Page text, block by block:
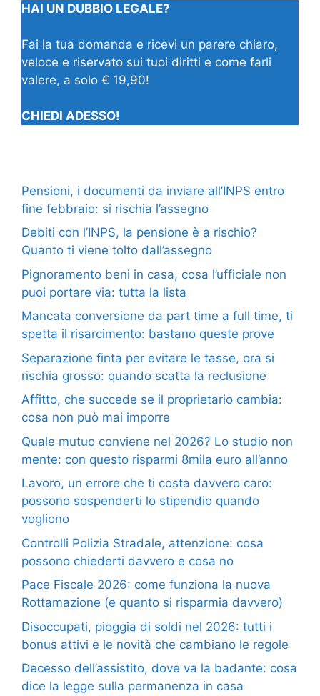
HAI UN DUBBIO LEGALE?
Fai la tua domanda e ricevi un parere chiaro,
veloce e riservato sui tuoi diritti e come farli
valere, a solo € 19,90!
CHIEDI ADESSO!
Pensioni, i documenti da inviare all’INPS entro
fine febbraio: si rischia l’assegno
Debiti con l’INPS, la pensione è a rischio?
Quanto ti viene tolto dall’assegno
Pignoramento beni in casa, cosa l’ufficiale non
puoi portare via: tutta la lista
Mancata conversione da part time a full time, ti
spetta il risarcimento: bastano queste prove
Separazione finta per evitare le tasse, ora si
rischia grosso: quando scatta la reclusione
Affitto, che succede se il proprietario cambia:
cosa non può mai imporre
Quale mutuo conviene nel 2026? Lo studio non
mente: con questo risparmi 8mila euro all’anno
Lavoro, un errore che ti costa davvero caro:
possono sospenderti lo stipendio quando
vogliono
Controlli Polizia Stradale, attenzione: cosa
possono chiederti davvero e cosa no
Pace Fiscale 2026: come funziona la nuova
Rottamazione (e quanto si risparmia davvero)
Disoccupati, pioggia di soldi nel 2026: tutti i
bonus attivi e le novità che cambiano le regole
Decesso dell’assistito, dove va la badante: cosa
dice la legge sulla permanenza in casa